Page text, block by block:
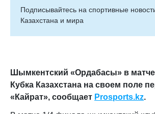
Подписывайтесь на cпортивные
Казахстана и мира
Шымкентский «Ордабасы» в
Кубка Казахстана на своем поле
«Кайрат», сообщает Prosports.kz.